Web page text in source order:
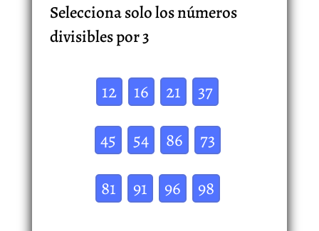
Selecciona solo los números
divisibles por 3
12 16 21
37
45
54 86
73
81
91 96 98